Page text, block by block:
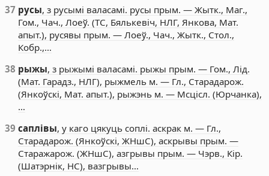
37 русы, з русымі валасамі. русы прым. — Жытк., Маг.,
Гом., Чач., Лоеў. (ТС, Бялькевіч, НЛГ, Янкова, Мат.
апыт.), русявы прым. — Лоеў., Чач., Жытк., Стол.,
Кобр.,…
38 рыжы, з рыжымі валасамі. рыжы прым. — Гом., Лід.
(Мат. Гарадз., НЛГ), рыжмель м. — Гл., Старадарож.
(Янкоўскі, Мат. апыт.), рыжэнь м. — Мсцісл. (Юрчанка),
…
39 саплівы, у каго цякуць соплі. аскрак м. — Гл.,
Старадарож. (Янкоўскі, ЖНшС), аскрывы прым. —
Старажарож. (ЖНшС), азгрывы прым. — Чэрв., Кір.
(Шатэрнік, НС), вазгрывы…